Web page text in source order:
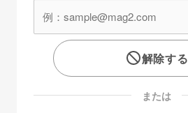
解除する
または